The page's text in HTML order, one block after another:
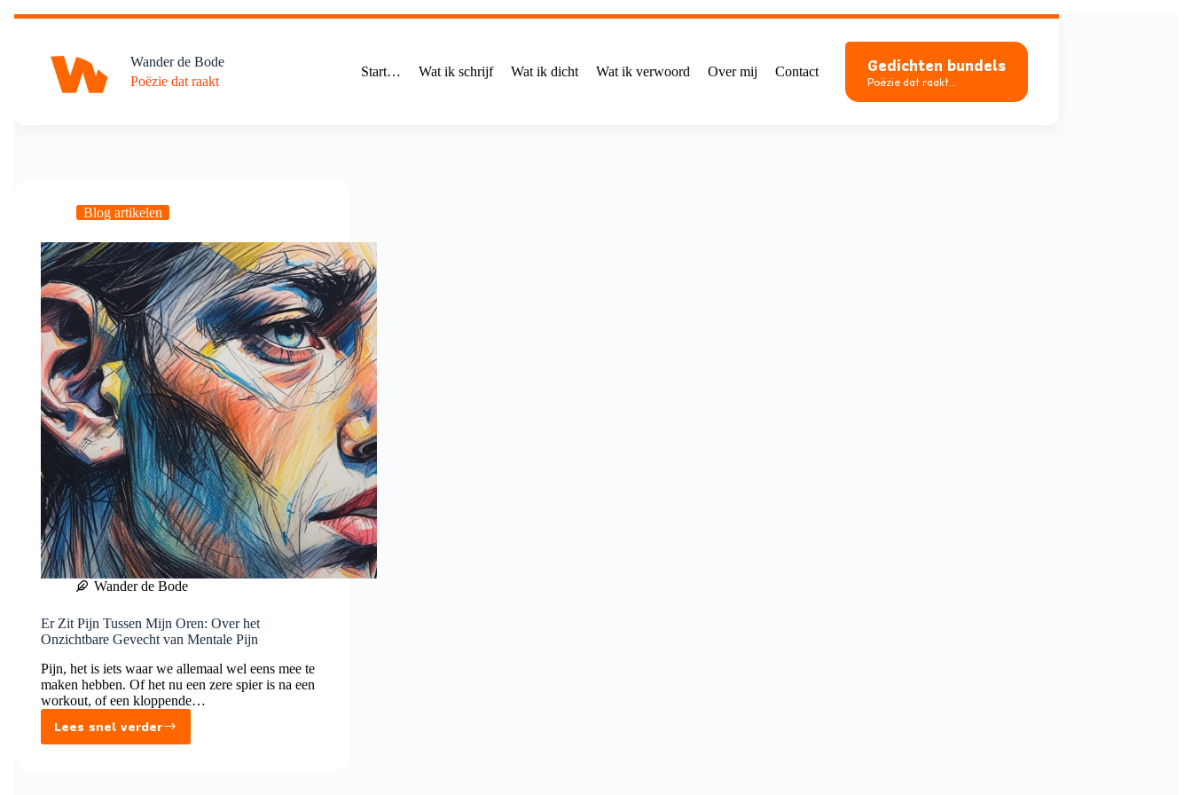
Ga
Wander de Bode
Poëzie dat raakt
Start… Wat ik schrijf Wat ik dicht Wat ik verwoord Over mij Contact Gedichten bundels
Poëzie dat raakt...
Blog artikelen
Wander de Bode
Er Zit Pijn Tussen Mijn Oren: Over het
Onzichtbare Gevecht van Mentale Pijn
Pijn, het is iets waar we allemaal wel eens mee te
maken hebben. Of het nu een zere spier is na een
workout, of een kloppende…
Lees snel verder
Er